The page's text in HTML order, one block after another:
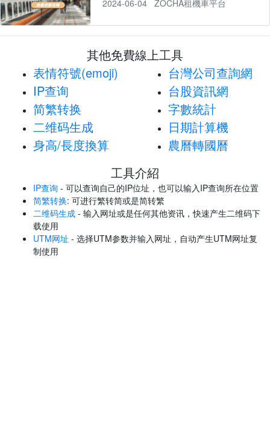
2024-06-04
ZOCHA租機車平台
其他免費線上工具
表情符號(emoji)
IP查询
简繁转换
二维码生成
身高/長度換算
台灣公司查詢網
台股資訊網
字數統計
日期計算機
農曆轉國曆
工具介紹
IP查询 - 可以查询自己的IP位址，也可以输入IP查询所在位置
简繁转换: 可进行繁转简或是简转繁
二维码生成 - 输入网址或是任何其他资讯，快速产生二维码下
载使用
UTM网址 - 选择UTM参数并输入网址，自动产生UTM网址复
制使用